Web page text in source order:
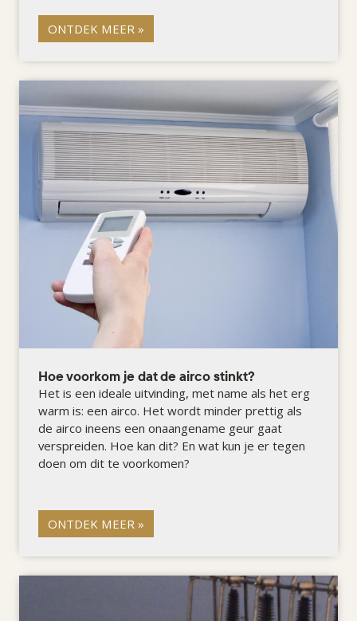
ONTDEK MEER »
Hoe voorkom je dat de airco stinkt?
Het is een ideale uitvinding, met name als het erg
warm is: een airco. Het wordt minder prettig als
de airco ineens een onaangename geur gaat
verspreiden. Hoe kan dit? En wat kun je er tegen
doen om dit te voorkomen?
ONTDEK MEER »